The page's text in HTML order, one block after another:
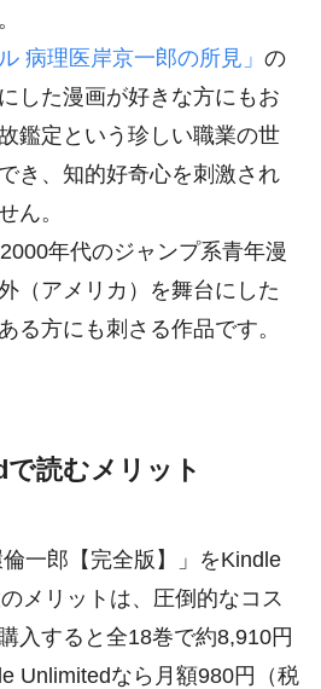
病理医岸京一郎の所見」 の
した漫画が好きな方にもお
鑑定という珍しい職業の世
き、知的好奇心を刺激され
ん。
年代のジャンプ系青年漫
（アメリカ）を舞台にした
る方にも刺さる作品です。
読むメリット
倫一郎【完全版】」をKindle
メリットは、圧倒的なコス
入すると全18巻で約8,910円
Unlimitedなら月額980円（税